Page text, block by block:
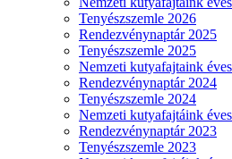
Tenyészszemle 2026
Rendezvénynaptár 2025
Tenyészszemle 2025
Nemzeti kutyafajtaink
Rendezvénynaptár 2024
Tenyészszemle 2024
Nemzeti kutyafajtáink
Rendezvénynaptár 2023
Tenyészszemle 2023